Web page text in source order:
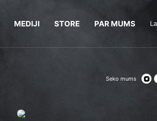
MEDIJI STORE PAR MUMS
Seko mums